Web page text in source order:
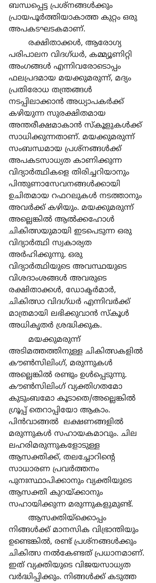
ബന്ധപ്പെട്ട പ്രശ്നങ്ങള്‍ക്കും
പ്രായപൂര്‍ത്തിയാകാത്ത കുറ്റം ഒരു
അപകടഘടകമാണ്.
പരിപാലന വിദഗ്ധര്‍, കമ്മ്യൂണിറ്റി
അംഗങ്ങള്‍ എന്നിവരോടൊപ്പം
ഫലപ്രദമായ മയക്കുമരുന്ന്, മദ്യം
പ്രതിരോധ തന്ത്രങ്ങള്‍
നടപ്പിലാക്കാന്‍ അധ്യാപകര്‍ക്ക്
കഴിയുന്ന സുരക്ഷിതമായ
അന്തരീക്ഷമാകാന്‍ സ്കൂളുകള്‍ക്ക്
സാധിക്കുന്നതാണ്. മയക്കുമരുന്ന്
സംബന്ധമായ പ്രശ്നങ്ങള്‍ക്ക്
അപകടസാധ്യത കാണിക്കുന്ന
വിദ്യാര്‍ത്ഥികളെ തിരിച്ചറിയാനും
പിന്തുണാസേവനങ്ങള്‍ക്കായി
ഉചിതമായ റഫറലുകള്‍ നടത്താനും
അവര്‍ക്ക് കഴിയും. മയക്കുമരുന്ന്
അല്ലെങ്കില്‍ ആല്‍ക്കഹോള്‍
ചികിത്സയുമായി ഇടപെടുന്ന ഒരു
വിദ്യാര്‍ത്ഥി സ്വകാര്യത
അര്‍ഹിക്കുന്നു. ഒരു
വിദ്യാര്‍ത്ഥിയുടെ അവസ്ഥയുടെ
വിശദാംശങ്ങള്‍ അവരുടെ
രക്ഷിതാക്കള്‍, ഡോക്ടര്‍മാര്‍,
ചികിത്സാ വിദഗ്ധര്‍ എന്നിവര്‍ക്ക്
മാത്രമായി ലഭിക്കുവാന്‍ സ്കൂള്‍
അധികൃതര്‍ ശ്രദ്ധിക്കുക.
അടിമത്തത്തിനുള്ള ചികിത്സകളില്‍
കൗണ്‍സിലിംഗ്, മരുന്നുകള്‍
അല്ലെങ്കില്‍ രണ്ടും ഉള്‍പ്പെടുന്നു.
കൗണ്‍സിലിംഗ് വ്യക്തിഗതമോ
കുടുംബമോ കൂടാതെ/അല്ലെങ്കില്‍
ഗ്രൂപ്പ് തെറാപ്പിയോ ആകാം.
പിന്‍വാങ്ങല്‍  ലക്ഷണങ്ങളില്‍
മരുന്നുകള്‍ സഹായകമാവും. ചില
ലഹരിമരുന്നുകളോടുള്ള
ആസക്തിക്ക്, തലച്ചോറിന്‍റെ
സാധാരണ പ്രവര്‍ത്തനം
പുനഃസ്ഥാപിക്കാനും വ്യക്തിയുടെ
ആസക്തി കുറയ്ക്കാനും
സഹായിക്കുന്ന മരുന്നുകളുമുണ്ട്.
നിങ്ങള്‍ക്ക് മാനസിക വിഭ്രാന്തിയും
ഉണ്ടെങ്കില്‍, രണ്ട് പ്രശ്നങ്ങള്‍ക്കും
ചികിത്സ നല്‍കേണ്ടത് പ്രധാനമാണ്.
ഇത് വ്യക്തിയുടെ വിജയസാധ്യത
വര്‍ദ്ധിപ്പിക്കും. നിങ്ങള്‍ക്ക് കടുത്ത